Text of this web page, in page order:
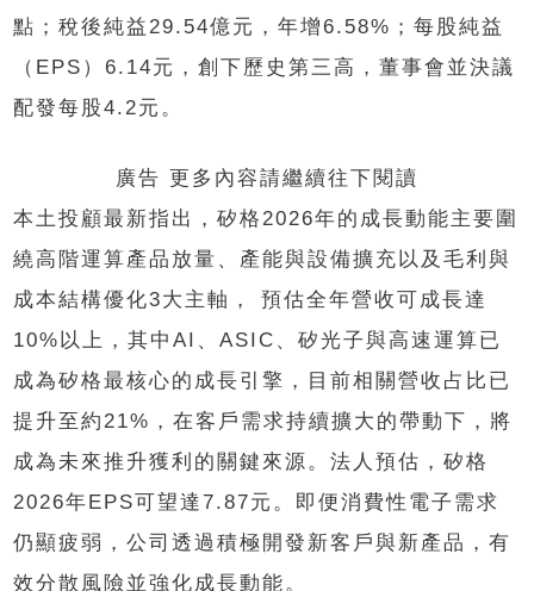
點；稅後純益29.54億元，年增6.58%；每股純益
（EPS）6.14元，創下歷史第三高，董事會並決議
配發每股4.2元。
廣告 更多內容請繼續往下閱讀
本土投顧最新指出，矽格2026年的成長動能主要圍
繞高階運算產品放量、產能與設備擴充以及毛利與
成本結構優化3大主軸， 預估全年營收可成長達
10%以上，其中AI、ASIC、矽光子與高速運算已
成為矽格最核心的成長引擎，目前相關營收占比已
提升至約21%，在客戶需求持續擴大的帶動下，將
成為未來推升獲利的關鍵來源。法人預估，矽格
2026年EPS可望達7.87元。即便消費性電子需求
仍顯疲弱，公司透過積極開發新客戶與新產品，有
效分散風險並強化成長動能。